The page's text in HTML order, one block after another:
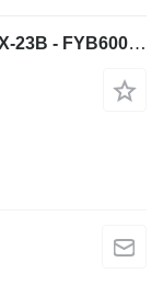
Pompe hydraulique Hitachi HPV118KX-23B - FYB60000111 pour excavateur Hitachi ZX225-6 ZX225US-6